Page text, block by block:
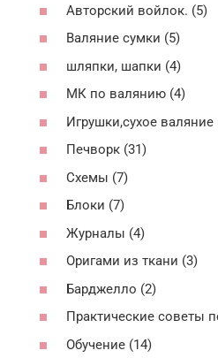
Авторский войлок. (5)
Валяние сумки (5)
шляпки, шапки (4)
МК по валянию (4)
Игрушки,сухое валяние
Печворк (31)
Схемы (7)
Блоки (7)
Журналы (4)
Оригами из ткани (3)
Барджелло (2)
Практические советы
Обучение (14)